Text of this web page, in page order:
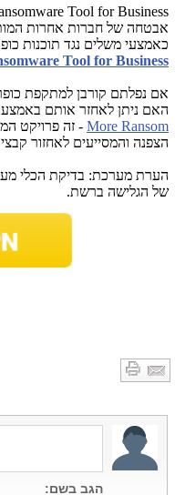
Tool for Business
אבטחה של חברות אחרות
כאמצעי משלים נגד תוכנות
Tool for Business
אם נפלתם קורבן למתקפת
האם ניתן לאחזר אותם
More Ransom - זה פרויקט
הצפנה והמסייעים לאחזור
הערת מערכת: בדיקת הכלי
של הגלישה ברשת.